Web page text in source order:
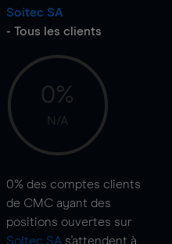
Soitec SA
- Tous les clients
0%
N/A
0% des comptes clients
de CMC ayant des
positions ouvertes sur
Soitec SA s'attendent à